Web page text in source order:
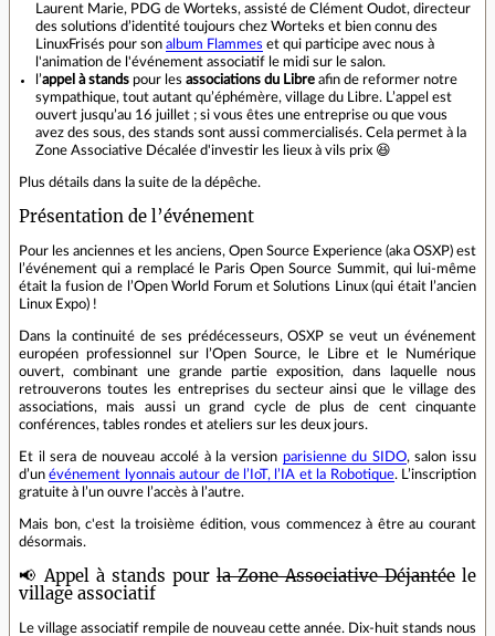
Laurent Marie, PDG de Worteks, assisté de Clément Oudot, directeur
des solutions d’identité toujours chez Worteks et bien connu des
LinuxFrisés pour son album Flammes et qui participe avec nous à
l'animation de l'événement associatif le midi sur le salon.
l’appel à stands pour les associations du Libre afin de reformer notre
sympathique, tout autant qu’éphémère, village du Libre. L’appel est
ouvert jusqu’au 16 juillet ; si vous êtes une entreprise ou que vous
avez des sous, des stands sont aussi commercialisés. Cela permet à la
Zone Associative Décalée d'investir les lieux à vils prix 😆
Plus détails dans la suite de la dépêche.
Présentation de l’événement
Pour les anciennes et les anciens, Open Source Experience (aka OSXP) est
l’événement qui a remplacé le Paris Open Source Summit, qui lui-même
était la fusion de l’Open World Forum et Solutions Linux (qui était l’ancien
Linux Expo) !
Dans la continuité de ses prédécesseurs, OSXP se veut un événement
européen professionnel sur l’Open Source, le Libre et le Numérique
ouvert, combinant une grande partie exposition, dans laquelle nous
retrouverons toutes les entreprises du secteur ainsi que le village des
associations, mais aussi un grand cycle de plus de cent cinquante
conférences, tables rondes et ateliers sur les deux jours.
Et il sera de nouveau accolé à la version parisienne du SIDO, salon issu
d’unévénement lyonnais autour de l’IoT, l’IA et la Robotique. L’inscription
gratuite à l’un ouvre l’accès à l’autre.
Mais bon, c'est la troisième édition, vous commencez à être au courant
désormais.
📢 Appel à stands pour la Zone Associative Déjantée le
village associatif
Le village associatif rempile de nouveau cette année. Dix-huit stands nous